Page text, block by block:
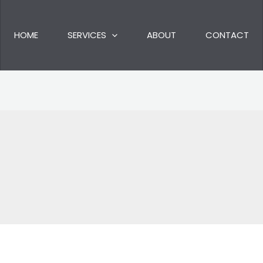
HOME SERVICES ABOUT CONTACT